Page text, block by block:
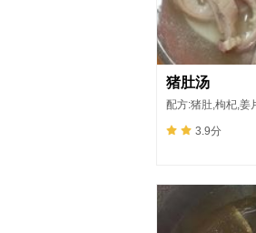
猪肚汤
配方:猪肚,枸杞,姜
3.9分